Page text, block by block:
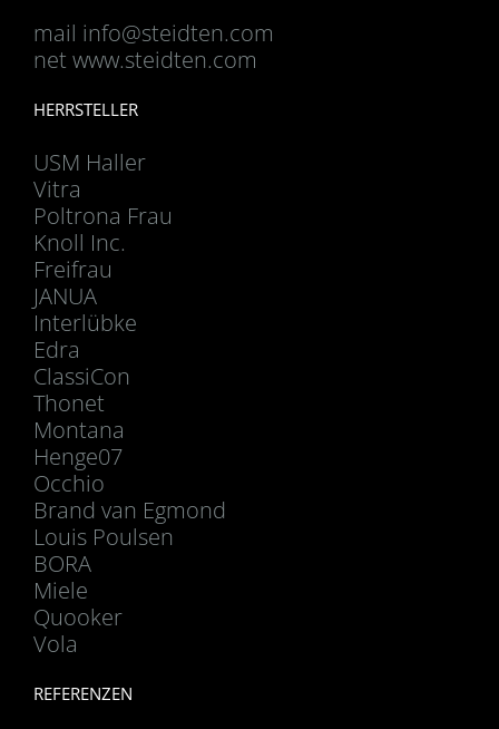
mail info@steidten.com
net www.steidten.com
HERRSTELLER
USM Haller
Vitra
Poltrona Frau
Knoll Inc.
Freifrau
JANUA
Interlübke
Edra
ClassiCon
Thonet
Montana
Henge07
Occhio
Brand van Egmond
Louis Poulsen
BORA
Miele
Quooker
Vola
REFERENZEN